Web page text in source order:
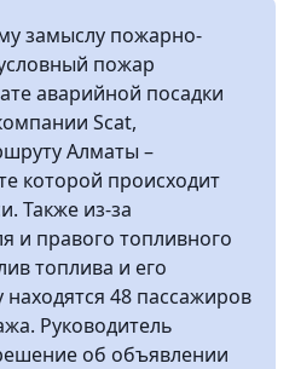
замыслу пожарно-
пожар
аварийной посадки
Scat,
Алматы –
которой происходит
Также из-за
и правого топливного
топлива и его
48 пассажиров
Руководитель
об объявлении